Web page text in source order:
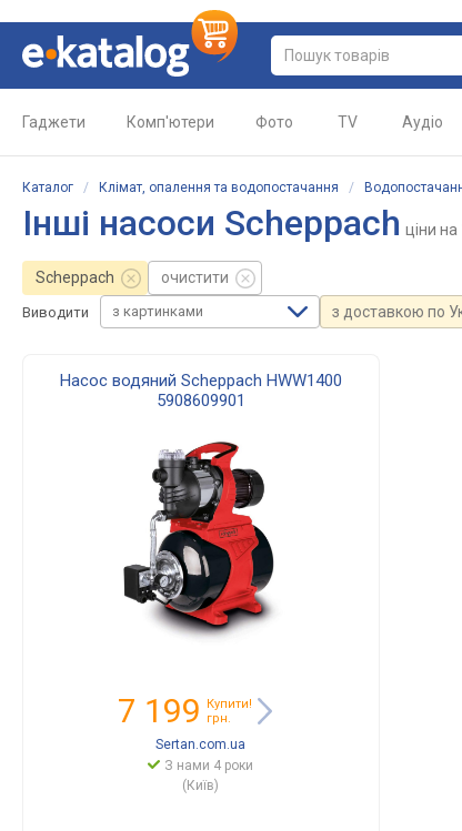
Гаджети Комп'ютери Фото TV Аудіо
Каталог / Клімат, опалення та водопостачання /
Інші насоси Scheppach ціни на
Scheppach очистити
Виводити з картинками з доставкою по
Насос водяний Scheppach HWW1400
5908609901
7 199
Купити!
грн.
Sertan.com.ua
З нами 4 роки
(Київ)